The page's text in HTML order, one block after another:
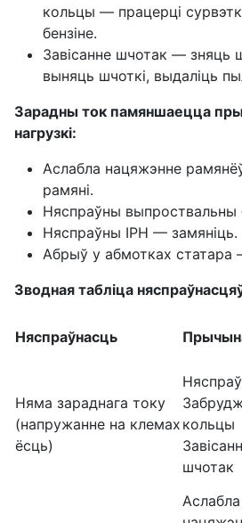
кольцы — працерці
бензіне.
Завісанне шчотак — зняць
выняць шчоткі, выдаліць
Зарадны ток памяншаецца пры
нагрузкі:
Аслабла нацяжэнне
рамяні.
Няспраўны выпроствальны
Няспраўны ІРН — замяніць.
Абрыў у абмотках статара
Зводная табліца
Няспраўнасць
Няма зараднага току
(напружанне на клемах
ёсць)
кольцы
шчотак
Аслабла